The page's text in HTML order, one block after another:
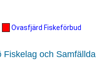
Ovasfjärd Fiskeförbud
Fiskelag och Samfällda